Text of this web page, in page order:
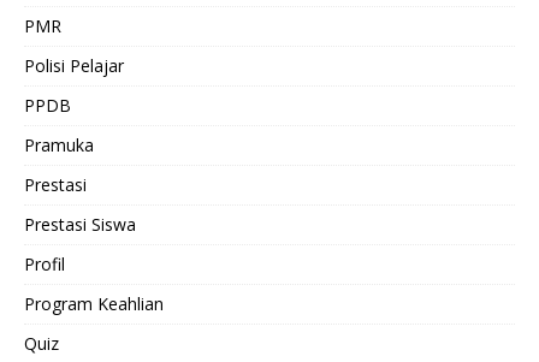
PMR
Polisi Pelajar
PPDB
Pramuka
Prestasi
Prestasi Siswa
Profil
Program Keahlian
Quiz